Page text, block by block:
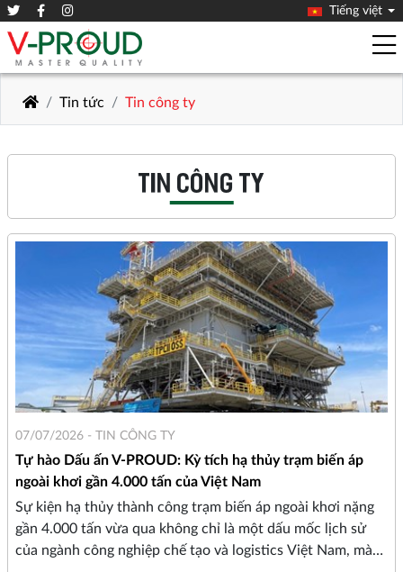
Tiếng việt
Tin tức Tin công ty
TIN CÔNG TY
07/07/2026 - TIN CÔNG TY
Tự hào Dấu ấn V-PROUD: Kỳ tích hạ thủy trạm biến áp
ngoài khơi gần 4.000 tấn của Việt Nam
Sự kiện hạ thủy thành công trạm biến áp ngoài khơi nặng
gần 4.000 tấn vừa qua không chỉ là một dấu mốc lịch sử
của ngành công nghiệp chế tạo và logistics Việt Nam, mà